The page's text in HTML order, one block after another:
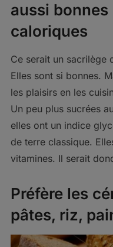
aussi bonnes
caloriques
Ce serait un sacrilège
Elles sont si bonnes.
les plaisirs en les
Un peu plus sucrées
elles ont un indice
de terre classique.
vitamines. Il serait
Préfère les
pâtes, riz,